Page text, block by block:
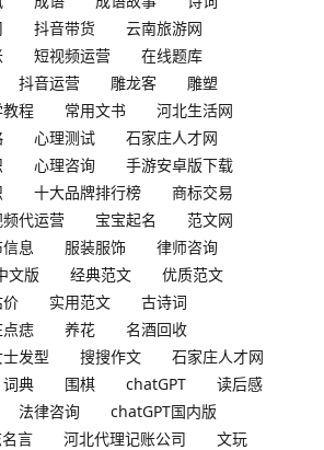
抖音带货
云南旅游网
短视频运营
在线题库
抖音运营 雕龙客
雕塑
教程 常用文书
河北生活网
心理测试
石家庄人才网
心理咨询
手游安卓版下载
十大品牌排行榜
商标交易
代运营 宝宝起名
范文网
息 服装服饰
律师咨询
文版 经典范文
优质范文
价 实用范文
古诗词
痣 养花
名酒回收
发型 搜搜作文
石家庄人才网
词典 围棋 chatGPT
读后感
法律咨询
chatGPT国内版
言 河北代理记账公司
文玩